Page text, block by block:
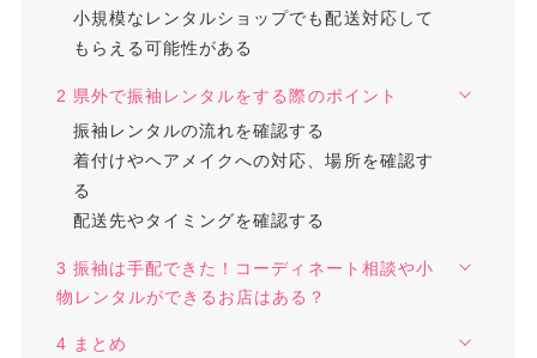
小規模なレンタルショップでも配送対応して
もらえる可能性がある
2 県外で振袖レンタルをする際のポイント
振袖レンタルの流れを確認する
着付けやヘアメイクへの対応、場所を確認す
る
配送先やタイミングを確認する
3 振袖は手配できた！コーディネート相談や小
物レンタルができるお店はある？
4 まとめ